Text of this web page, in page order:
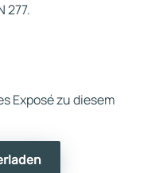
277.
Exposé zu diesem